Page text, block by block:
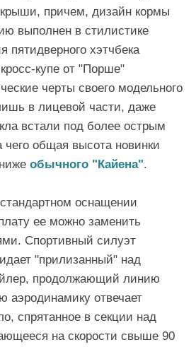
причем, дизайн кормы
выполнен в стилистике
пятидверного хэтчбека
купе от "Порше"
черты своего модельного
в лицевой части, даже
встали под более острым
чего общая высота новинки
обычного "Кайена".
оснащении
ее можно заменить
Спортивный силуэт
"прилизанный" над
продолжающий линию
аэродинамику отвечает
спрятанное в секции над
на скорости свыше 90